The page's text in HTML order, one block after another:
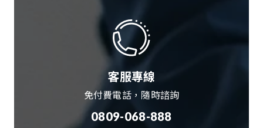
客服專線
免付費電話，隨時諮詢
0809-068-888